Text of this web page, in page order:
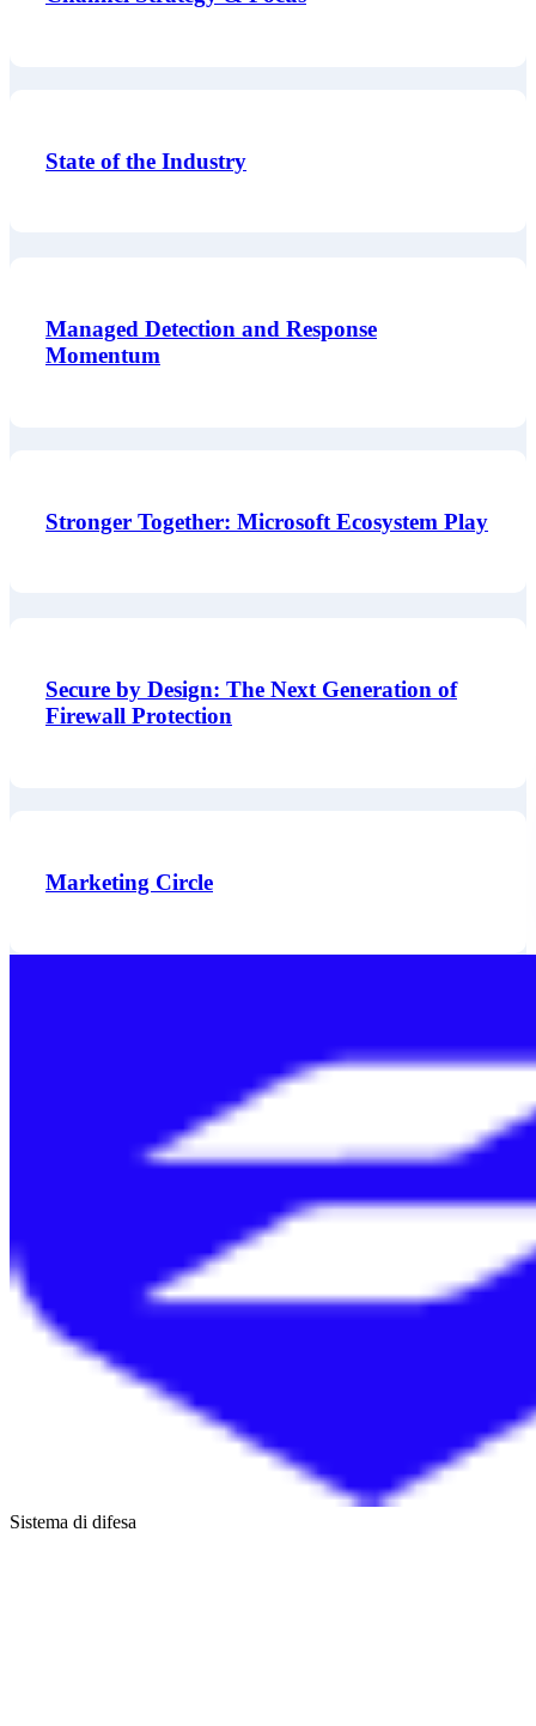
State of the Industry
Managed Detection and Response
Momentum
Stronger Together: Microsoft Ecosystem Play
Secure by Design: The Next Generation of
Firewall Protection
Marketing Circle
Sistema di difesa